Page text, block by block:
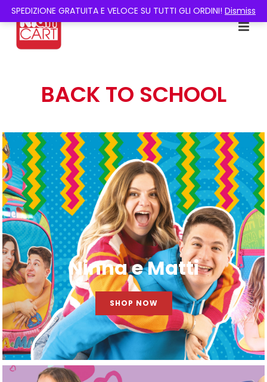
SPEDIZIONE GRATUITA E VELOCE SU TUTTI GLI ORDINI! Dismiss
BACK TO SCHOOL
Ninna e Matti
SHOP NOW